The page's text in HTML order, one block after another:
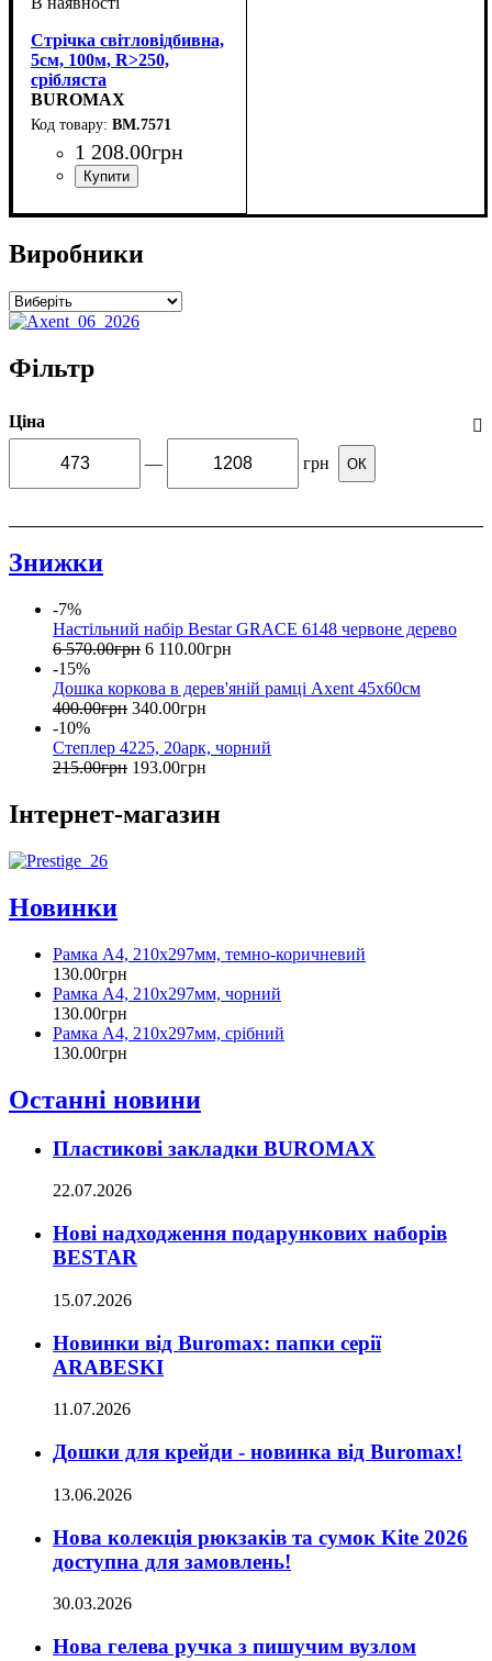
Стрічка світловідбивна,
5см, 100м, R>250,
срібляста
BUROMAX
BM.7571
1 208.00грн
Виробники
Фільтр
Ціна
— грн ОК
Знижки
-7%
Настільний набір Bestar GRACE 6148 червоне дерево
6 570.00грн 6 110.00грн
-15%
Дошка коркова в дерев'яній рамці Axent 45х60см
400.00грн 340.00грн
-10%
Степлер 4225, 20арк, чорний
215.00грн 193.00грн
Інтернет-магазин
Новинки
Рамка А4, 210х297мм, темно-коричневий
130.00грн
Рамка А4, 210х297мм, чорний
130.00грн
Рамка А4, 210х297мм, срібний
130.00грн
Останні новини
Пластикові закладки BUROMAX
22.07.2026
Нові надходження подарункових наборів
BESTAR
15.07.2026
Новинки від Buromax: папки серії
ARABESKI
11.07.2026
Дошки для крейди - новинка від Buromax!
13.06.2026
Нова колекція рюкзаків та сумок Kite 2026
доступна для замовлень!
30.03.2026
Нова гелева ручка з пишучим вузлом